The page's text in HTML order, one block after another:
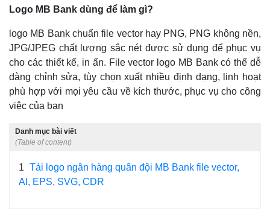
Logo MB Bank dùng để làm gì?
logo MB Bank chuẩn file vector hay PNG, PNG không nền,
JPG/JPEG chất lượng sắc nét được sử dụng để phục vụ
cho các thiết kế, in ấn. File vector logo MB Bank có thể dễ
dàng chỉnh sửa, tùy chọn xuất nhiều định dạng, linh hoạt
phù hợp với mọi yêu cầu về kích thước, phục vụ cho công
việc của bạn
Danh mục bài viết
(Table of content)
1 Tải logo ngân hàng quân đội MB Bank file vector,
AI, EPS, SVG, CDR